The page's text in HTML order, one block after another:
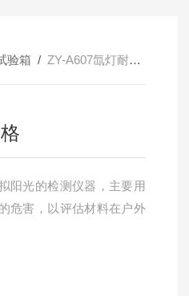
验箱 / ZY-A607氙灯耐气候试验箱现货价格
阳光的检测仪器，主要用
危害，以评估材料在户外